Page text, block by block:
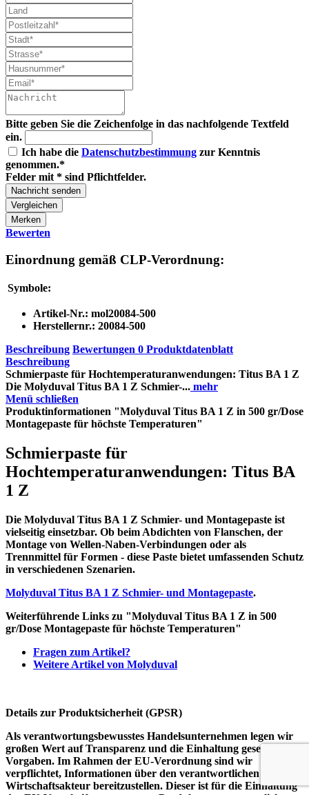
Bitte geben Sie die Zeichenfolge in das nachfolgende Textfeld
ein.
Ich habe die Datenschutzbestimmung zur Kenntnis
genommen.*
Felder mit * sind Pflichtfelder.
Nachricht senden
Vergleichen
Merken
Bewerten
Einordnung gemäß CLP-Verordnung:
Symbole:
Artikel-Nr.: mol20084-500
Herstellernr.: 20084-500
Beschreibung Bewertungen 0 Produktdatenblatt
Beschreibung
Schmierpaste für Hochtemperaturanwendungen: Titus BA 1 Z
Die Molyduval Titus BA 1 Z Schmier-... mehr
Menü schließen
Produktinformationen "Molyduval Titus BA 1 Z in 500 gr/Dose
Montagepaste für höchste Temperaturen"
Schmierpaste für
Hochtemperaturanwendungen: Titus BA
1 Z
Die Molyduval Titus BA 1 Z Schmier- und Montagepaste ist
vielseitig einsetzbar. Ob beim Abdichten von Flanschen, der
Montage von Wellen-Naben-Verbindungen oder als
Trennmittel für Formen - diese Paste bietet umfassenden Schutz
in verschiedenen Szenarien.
Molyduval Titus BA 1 Z Schmier- und Montagepaste.
Weiterführende Links zu "Molyduval Titus BA 1 Z in 500
gr/Dose Montagepaste für höchste Temperaturen"
Fragen zum Artikel?
Weitere Artikel von Molyduval
Details zur Produktsicherheit (GPSR)
Als verantwortungsbewusstes Handelsunternehmen legen wir
großen Wert auf Transparenz und die Einhaltung gesetzlicher
Vorgaben. Im Rahmen der EU-Verordnung sind wir
verpflichtet, Informationen über den verantwortlichen
Wirtschaftsakteur bereitzustellen. Dieser ist für die Einhaltung